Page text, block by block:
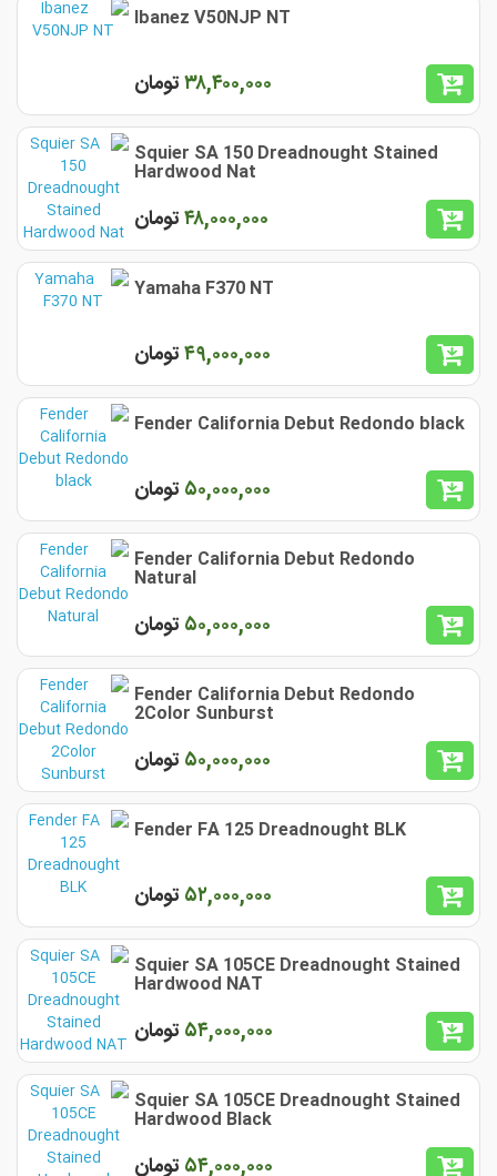
Ibanez V50NJP NT
٣٨,۴٠٠,٠٠٠ تومان
Squier SA 150 Dreadnought Stained
Hardwood Nat
۴٨,٠٠٠,٠٠٠ تومان
Yamaha F370 NT
۴٩,٠٠٠,٠٠٠ تومان
Fender California Debut Redondo black
۵٠,٠٠٠,٠٠٠ تومان
Fender California Debut Redondo
Natural
۵٠,٠٠٠,٠٠٠ تومان
Fender California Debut Redondo
2Color Sunburst
۵٠,٠٠٠,٠٠٠ تومان
Fender FA 125 Dreadnought BLK
۵٢,٠٠٠,٠٠٠ تومان
Squier SA 105CE Dreadnought Stained
Hardwood NAT
۵۴,٠٠٠,٠٠٠ تومان
Squier SA 105CE Dreadnought Stained
Hardwood Black
۵۴,٠٠٠,٠٠٠ تومان